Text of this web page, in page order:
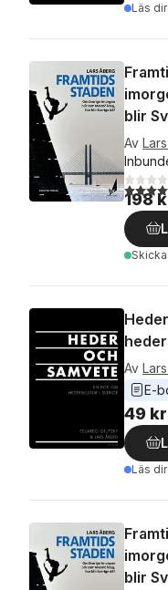
Läs
blir
Av
4,8
198
Av
E-
49 kr
Läs
blir